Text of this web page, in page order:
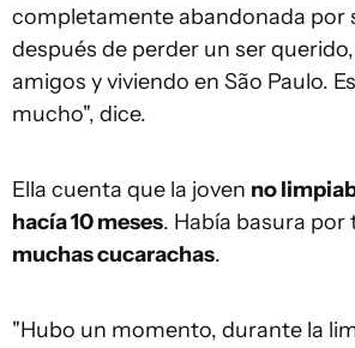
completamente abandonada por
después de perder un ser
amigos y viviendo en São Paulo.
mucho", dice.
Ella cuenta que la joven no
hacía 10 meses. Había basura por
muchas cucarachas.
"Hubo un momento, durante la